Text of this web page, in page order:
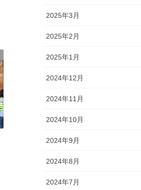
2025年3月
2025年2月
2025年1月
2024年12月
2024年11月
2024年10月
2024年9月
2024年8月
2024年7月